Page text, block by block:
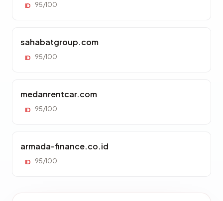
ID 95/100
sahabatgroup.com
ID 95/100
medanrentcar.com
ID 95/100
armada-finance.co.id
ID 95/100